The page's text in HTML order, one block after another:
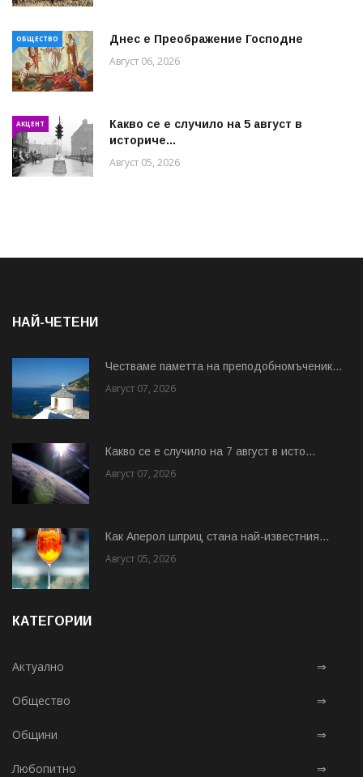
ОБЩЕСТВО Днес е Преображение Господне
Август 06, 2026
АКЦЕНТ
Какво се е случило на 5 август в
историче...
Август 05, 2026
НАЙ-ЧЕТЕНИ
Честваме паметта на преподобномъченик...
Август 07, 2026
Какво се е случило на 7 август в исто...
Август 07, 2026
Как Аперол шприц стана най-известния...
Август 05, 2026
КАТЕГОРИИ
Актуално ⇒
Общество ⇒
Общини ⇒
Любопитно ⇒